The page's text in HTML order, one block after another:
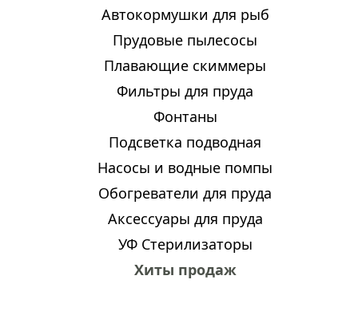
Автокормушки для рыб
Прудовые пылесосы
Плавающие скиммеры
Фильтры для пруда
Фонтаны
Подсветка подводная
Насосы и водные помпы
Обогреватели для пруда
Аксессуары для пруда
УФ Стерилизаторы
Хиты продаж